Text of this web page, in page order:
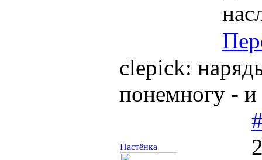
clepick:
понемногу - и
Настёнка